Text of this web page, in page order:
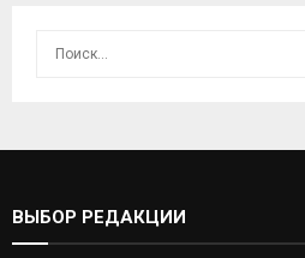
ВЫБОР РЕДАКЦИИ